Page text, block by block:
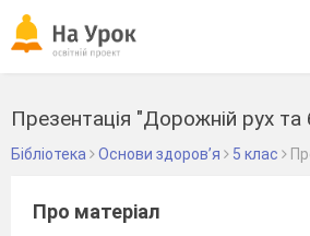
Презентація "Дорожній рух та
Бібліотека Основи здоров’я 5 клас
Про матеріал